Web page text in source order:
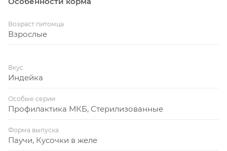
Возраст питомца
Взрослые
Вкус
Индейка
Особые серии
Профилактика МКБ, Стерилизованные
Форма выпуска
Паучи, Кусочки в желе